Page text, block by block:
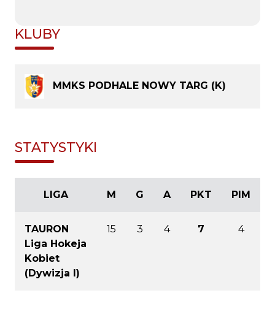
KLUBY
MMKS PODHALE NOWY TARG (K)
STATYSTYKI
LIGA M G A PKT PIM
TAURON
Liga Hokeja
Kobiet
(Dywizja I)
15 3 4 7 4